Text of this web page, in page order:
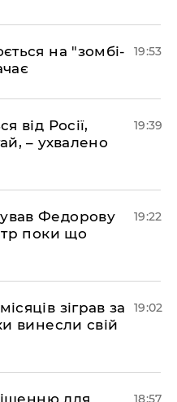
на "зомбі-
19:53
від Росії,
– ухвалено
19:39
Федорову
поки що
19:22
зіграв за
винесли свій
19:02
для
18:57